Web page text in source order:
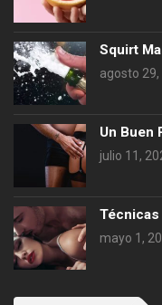
Squirt
agosto
Un Buen
julio 11,
Técnicas
mayo 1,